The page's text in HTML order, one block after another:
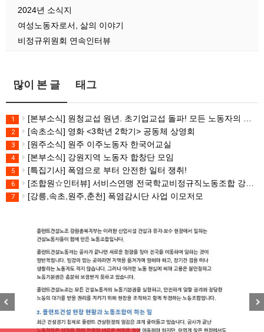
2024년 소식지
여성노동자로서, 삶의 이야기
비정규위원회 연속인터뷰
많이 본 글 태그
1 [본부소식] 원청교섭 원년. 초기업교섭 돌파! 모든 노동자의 노동기본권 쟁취! 민주노총 7.15 총파업대회
2 [속초소식] 영화 <3학년 2학기> 공동체 상영회
3 [원주소식] 원주 이주노동자 한국어교실
4 [본부소식] 강원지역 노동자 합창단 모임
5 [특집기사] 폭염으로 부터 안전한 일터 쟁취!
6 [조합원☆인터뷰] 서비스연맹 전국학교비정규직노동조합 강원지부 김유미 춘천지회장
7 [강릉,속초,원주,춘천] 폭염감시단 사업 이모저모